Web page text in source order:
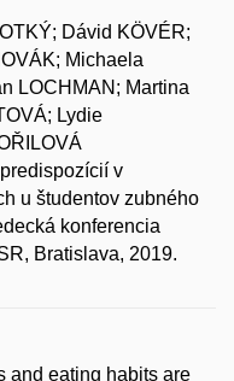
Dávid KÖVÉR;
Michaela
LOCHMAN; Martina
Lydie
v
u študentov zubného
konferencia
Bratislava, 2019.
and eating habits are